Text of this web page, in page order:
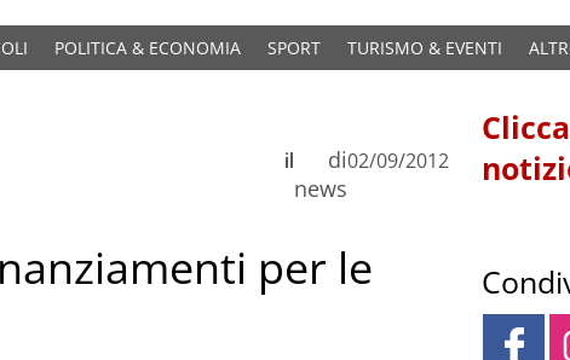
POLITICA & ECONOMIA SPORT TURISMO & EVENTI
di
news
il 02/09/2012
per le